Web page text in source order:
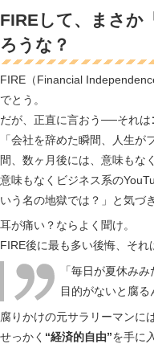
FIREして、まさか
ろうな？
FIRE（Financial
でとう。
だが、正直に言おう──それは
「会社を辞めた瞬間、人生
間、数ヶ月後には、意味もな
意味もなくビジネス系の
いう名の地獄では？」と気づ
耳が痛い？ならよく聞け。
FIRE後に最も多い後悔、それ
「毎日が夏休み
目的がないと腐る
腐りかけの元サラリーマンに
せっかく “経済的自由”を手に